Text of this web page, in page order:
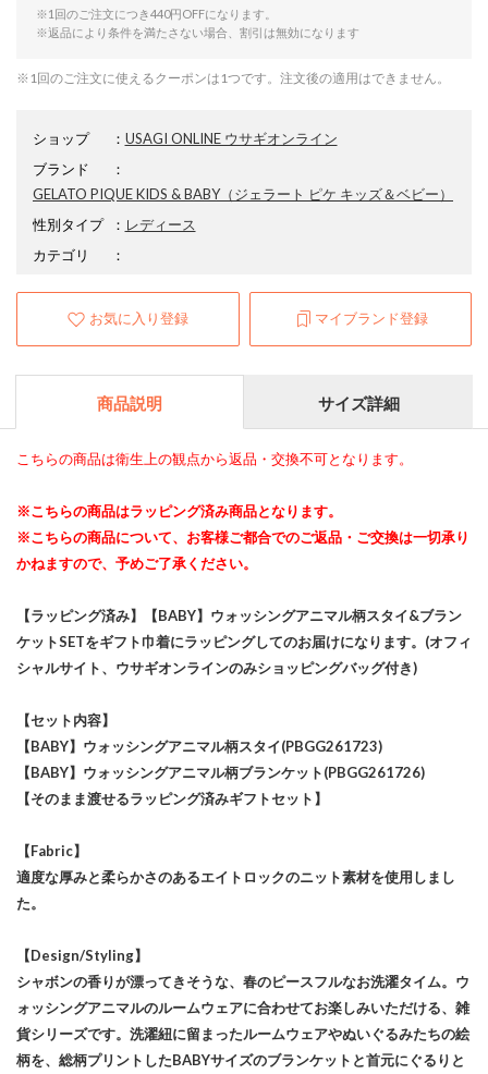
※1回のご注文につき440円OFFになります。
※返品により条件を満たさない場合、割引は無効になります
※1回のご注文に使えるクーポンは1つです。注文後の適用はできません。
ショップ ： USAGI ONLINE ウサギオンライン
ブランド
：
GELATO PIQUE KIDS & BABY（ジェラート ピケ キッズ＆ベビー）
性別タイプ
： レディース
カテゴリ
：
お気に入り登録 マイブランド登録
商品説明 サイズ詳細
こちらの商品は衛生上の観点から返品・交換不可となります。
※こちらの商品はラッピング済み商品となります。
※こちらの商品について、お客様ご都合でのご返品・ご交換は一切承り
かねますので、予めご了承ください。
【ラッピング済み】【BABY】ウォッシングアニマル柄スタイ&ブラン
ケットSETをギフト巾着にラッピングしてのお届けになります。(オフィ
シャルサイト、ウサギオンラインのみショッピングバッグ付き)
【セット内容】
【BABY】ウォッシングアニマル柄スタイ(PBGG261723)
【BABY】ウォッシングアニマル柄ブランケット(PBGG261726)
【そのまま渡せるラッピング済みギフトセット】
【Fabric】
適度な厚みと柔らかさのあるエイトロックのニット素材を使用しまし
た。
【Design/Styling】
シャボンの香りが漂ってきそうな、春のピースフルなお洗濯タイム。ウ
ォッシングアニマルのルームウェアに合わせてお楽しみいただける、雑
貨シリーズです。洗濯紐に留まったルームウェアやぬいぐるみたちの絵
柄を、総柄プリントしたBABYサイズのブランケットと首元にぐるりと